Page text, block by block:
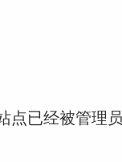
点已经被管理